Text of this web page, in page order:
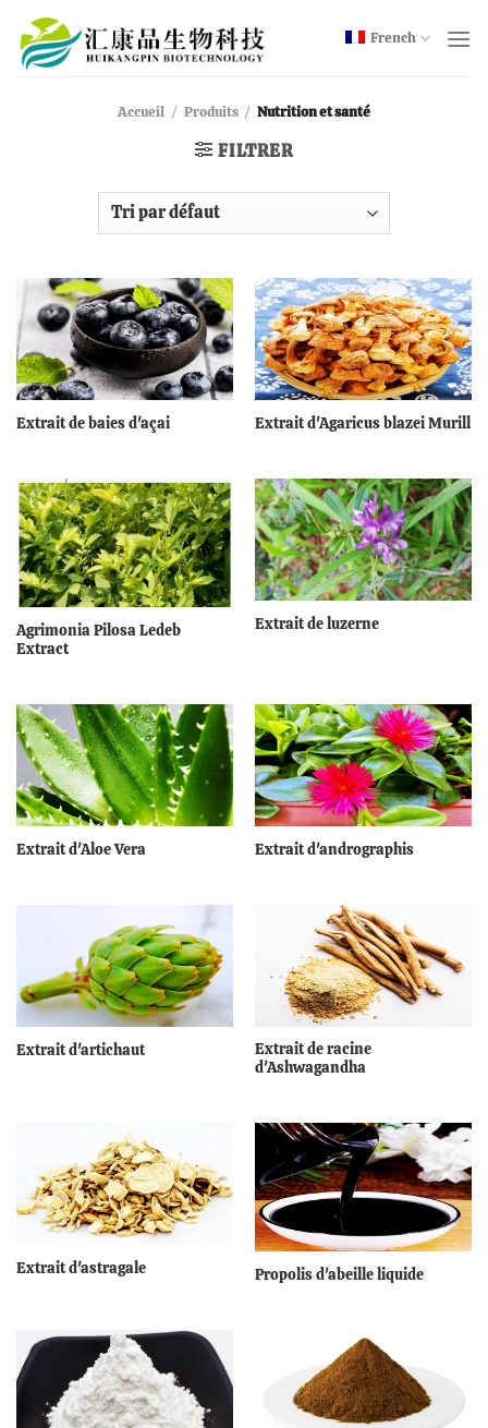
content
French
Accueil / Produits / Nutrition et santé
FILTRER
Extrait de baies d'açai Extrait d'Agaricus blazei Murill
Agrimonia Pilosa Ledeb
Extract
Extrait de luzerne
Extrait d'Aloe Vera Extrait d'andrographis
Extrait d'artichaut
Extrait de racine
d'Ashwagandha
Extrait d'astragale Propolis d'abeille liquide